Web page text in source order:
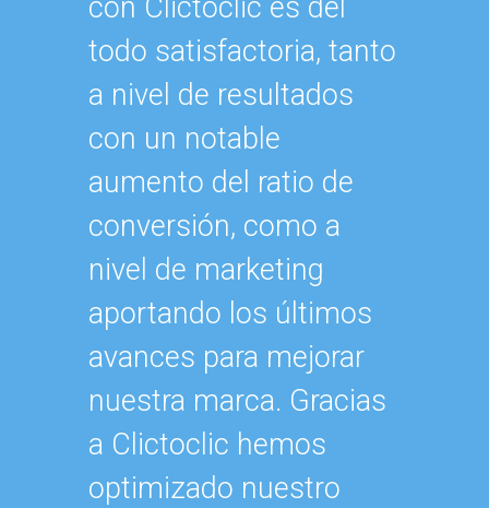
con Clictoclic es del
todo satisfactoria, tanto
a nivel de resultados
con un notable
aumento del ratio de
conversión, como a
nivel de marketing
aportando los últimos
avances para mejorar
nuestra marca. Gracias
a Clictoclic hemos
optimizado nuestro